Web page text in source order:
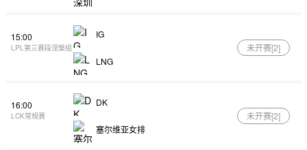
15:00
LPL第三赛段涅槃组
IG
LNG
未开赛[2]
16:00
LCK常规赛
DK
塞尔维亚女排
未开赛[2]